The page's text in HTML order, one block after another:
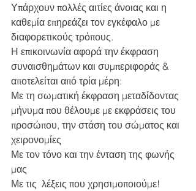
Υπάρχουν πολλές αιτίες άνοιας και η
καθεμία επηρεάζει τον εγκέφαλο με
διαφορετικούς τρόπους.
Η επικοινωνία αφορά την έκφραση
συναισθημάτων και συμπεριφοράς &
αποτελείται από τρία μέρη:
Με τη σωματική έκφραση μεταδίδοντας
μήνυμα που θέλουμε με εκφράσεις του
προσώπου, την στάση του σώματος και
χειρονομίες
Με τον τόνο και την ένταση της φωνής
μας
Με τις  λέξεις που χρησιμοποιούμε!